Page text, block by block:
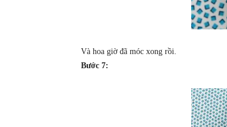
Và hoa giờ đã móc xong rồi.
Bước 7: